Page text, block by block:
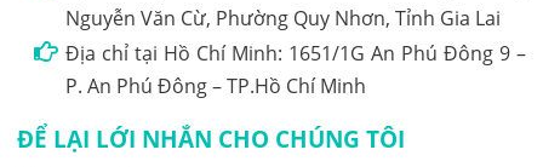
Nguyễn Văn Cừ, Phường Quy Nhơn, Tỉnh Gia Lai
Địa chỉ tại Hồ Chí Minh: 1651/1G An Phú Đông 9 –
P. An Phú Đông – TP.Hồ Chí Minh
ĐỂ LẠI LỚI NHẮN CHO CHÚNG TÔI